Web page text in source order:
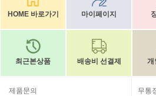
HOME 바로가기 마이페이지
최근본상품 배송비 선결제 개
제품문의
무통